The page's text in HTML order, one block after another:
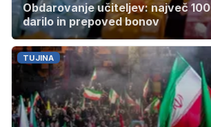
Obdarovanje učiteljev: največ
darilo in prepoved bonov
TUJINA